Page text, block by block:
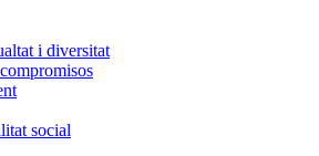
i diversitat
social